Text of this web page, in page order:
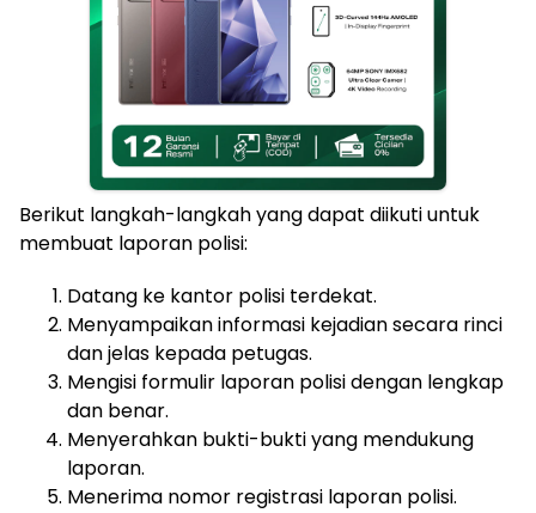
Berikut langkah-langkah yang dapat diikuti untuk
membuat laporan polisi:
Datang ke kantor polisi terdekat.
Menyampaikan informasi kejadian secara rinci
dan jelas kepada petugas.
Mengisi formulir laporan polisi dengan lengkap
dan benar.
Menyerahkan bukti-bukti yang mendukung
laporan.
Menerima nomor registrasi laporan polisi.